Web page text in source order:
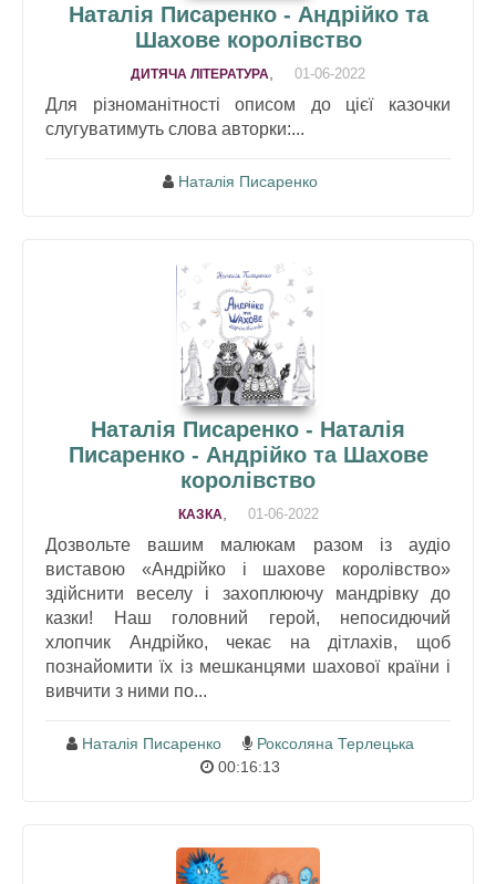
Наталія Писаренко - Андрійко та
Шахове королівство
ДИТЯЧА ЛІТЕРАТУРА 01-06-2022
Для різноманітності описом до цієї казочки
слугуватимуть слова авторки:...
Наталія Писаренко
Наталія Писаренко - Наталія
Писаренко - Андрійко та Шахове
королівство
КАЗКА 01-06-2022
Дозвольте вашим малюкам разом із аудіо
виставою «Андрійко і шахове королівство»
здійснити веселу і захоплюючу мандрівку до
казки! Наш головний герой, непосидючий
хлопчик Андрійко, чекає на дітлахів, щоб
познайомити їх із мешканцями шахової країни і
вивчити з ними по...
Наталія Писаренко
Роксоляна Терлецька
00:16:13